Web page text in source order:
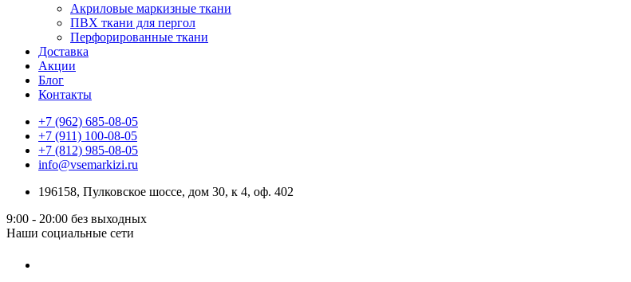
Акриловые маркизные ткани
ПВХ ткани для пергол
Перфорированные ткани
Доставка
Акции
Блог
Контакты
+7 (962) 685-08-05
+7 (911) 100-08-05
+7 (812) 985-08-05
info@vsemarkizi.ru
196158, Пулковское шоссе, дом 30, к 4, оф. 402
9:00 - 20:00 без выходных
Наши социальные сети